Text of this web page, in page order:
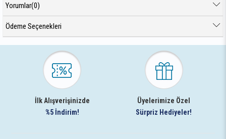
Yorumlar(0)
Ödeme Seçenekleri
İlk Alışverişinizde
%5 İndirim!
Üyelerimize Özel
Sürpriz Hediyeler!